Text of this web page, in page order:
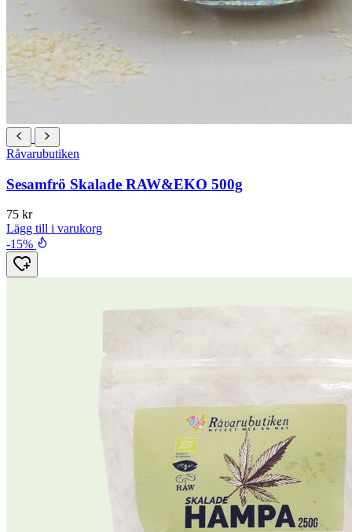
Råvarubutiken
Sesamfrö Skalade RAW&EKO 500g
75 kr
Lägg till i varukorg
-15%